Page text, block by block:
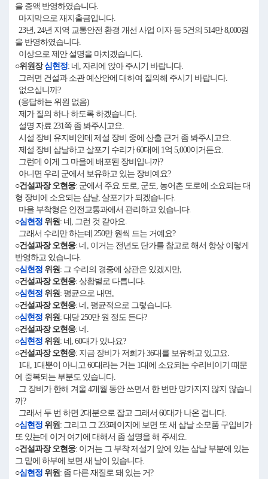
을 증액 반영하였습니다.
마지막으로 재지출금입니다.
23년, 24년 지역 교통안전 환경 개선 사업 이자 등 5건의 514만 8,000원
을 반영하였습니다.
이상으로 제안 설명을 마치겠습니다.
○위원장심현정: 네, 자리에 앉아 주시기 바랍니다.
그러면 건설과 소관 예산안에 대하여 질의해 주시기 바랍니다.
없으십니까?
(응답하는 위원 없음)
제가 질의 하나 하도록 하겠습니다.
설명 자료 231쪽 좀 봐주시고요.
시설 장비 유지비인데 제설 장비 중에 산출 근거 좀 봐주시고요.
제설 장비 삽날하고 살포기 수리가 60대에 1억 5,000이거든요.
그런데 이게 그 마을에 배포된 장비입니까?
아니면 우리 군에서 보유하고 있는 장비예요?
○건설과장 오현웅: 군에서 주요 도로, 군도, 농어촌 도로에 소요되는 대
형 장비에 소요되는 삽날, 살포기가 되겠습니다.
마을 부착형은 안전교통과에서 관리하고 있습니다.
○심현정 위원: 네, 그런 것 같아요.
그래서 수리만 하는데 250만 원씩 드는 거예요?
○건설과장 오현웅: 네, 이거는 전년도 단가를 참고로 해서 항상 이렇게
반영하고 있습니다.
○심현정 위원: 그 수리의 경중에 상관은 있겠지만,
○건설과장 오현웅: 상황별로 다릅니다.
○심현정 위원: 평균으로 내면,
○건설과장 오현웅: 네, 평균적으로 그렇습니다.
○심현정 위원: 대당 250만 원 정도 든다?
○건설과장 오현웅: 네.
○심현정 위원: 네, 60대가 있나요?
○건설과장 오현웅: 지금 장비가 저희가 36대를 보유하고 있고요.
1대, 1대뿐이 아니고 60대라는 거는 1대에 소요되는 수리비이기 때문
에 중복되는 부분도 있습니다.
그 장비가 한해 겨울 4개월 동안 쓰면서 한 번만 망가지지 않지 않습니
까?
그래서 두 번 하면 2대분으로 잡고 그래서 60대가 나온 겁니다.
○심현정 위원: 그리고 그 233페이지에 보면 또 새 삽날 소모품 구입비가
또 있는데 이거 여기에 대해서 좀 설명을 해 주세요.
○건설과장 오현웅: 이거는 그 부착 제설기 앞에 있는 삽날 부분에 있는
그 밑에 하부에 보면 새 날이 있습니다.
○심현정 위원: 좀 다른 재질로 돼 있는 거?